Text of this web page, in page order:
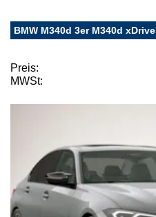
BMW M340d 3er M340d xDrive
Preis:
MWSt: